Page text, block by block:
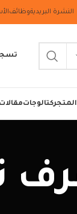
النشرة البريديةوظائف
المتجركتالوجاتمقالات